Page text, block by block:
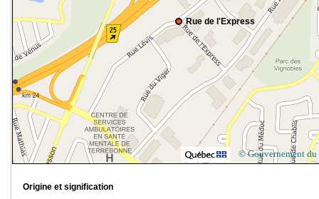
Rue de l'Express
© Gouvernement du
Origine et signification